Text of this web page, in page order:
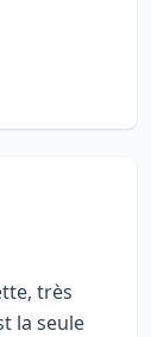
très
la seule